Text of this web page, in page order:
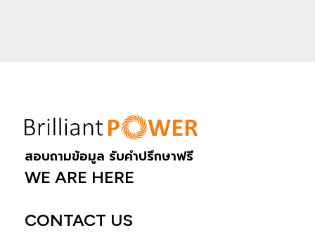
สอบถามข้อมูล รับคำปรึกษาฟรี
WE ARE HERE
CONTACT US